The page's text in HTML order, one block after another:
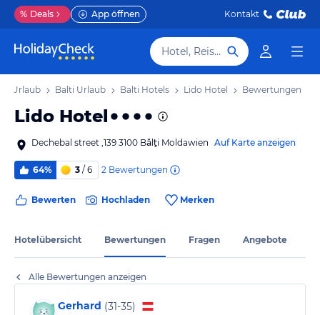
% Deals App öffnen Kontakt
Hotel, Reiseziel
Urlaub Balti Urlaub Balti Hotels Lido Hotel Bewertungen
Lido Hotel
Dechebal street ,139 3100 Bălţi Moldawien Auf Karte anzeigen
64% 3 / 6 2 Bewertungen
Bewerten Hochladen Merken
Hotelübersicht Bewertungen Fragen Angebote
Alle Bewertungen anzeigen
Gerhard (31-35)